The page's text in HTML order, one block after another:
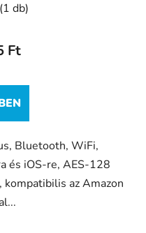
(1 db)
Ft
Bluetooth, WiFi,
és iOS-re, AES-128
az Amazon